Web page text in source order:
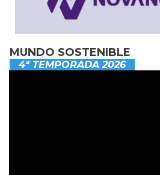
MUNDO SOSTENIBLE
4ª TEMPORADA 2026